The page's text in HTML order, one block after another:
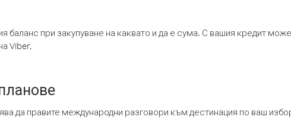
баланс при закупуване на каквато и да е сума. С вашия кредит
Viber.
да правите международни разговори към дестинация по ваш